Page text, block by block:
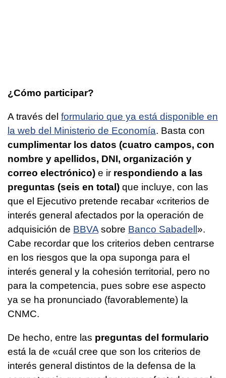
¿Cómo participar?
A través del formulario que ya está disponible en
la web del Ministerio de Economía. Basta con
cumplimentar los datos (cuatro campos, con
nombre y apellidos, DNI, organización y
correo electrónico) e ir respondiendo a las
preguntas (seis en total) que incluye, con las
que el Ejecutivo pretende recabar «criterios de
interés general afectados por la operación de
adquisición de BBVA sobre Banco Sabadell».
Cabe recordar que los criterios deben centrarse
en los riesgos que la opa suponga para el
interés general y la cohesión territorial, pero no
para la competencia, pues sobre ese aspecto
ya se ha pronunciado (favorablemente) la
CNMC.
De hecho, entre las preguntas del formulario
está la de «cuál cree que son los criterios de
interés general distintos de la defensa de la